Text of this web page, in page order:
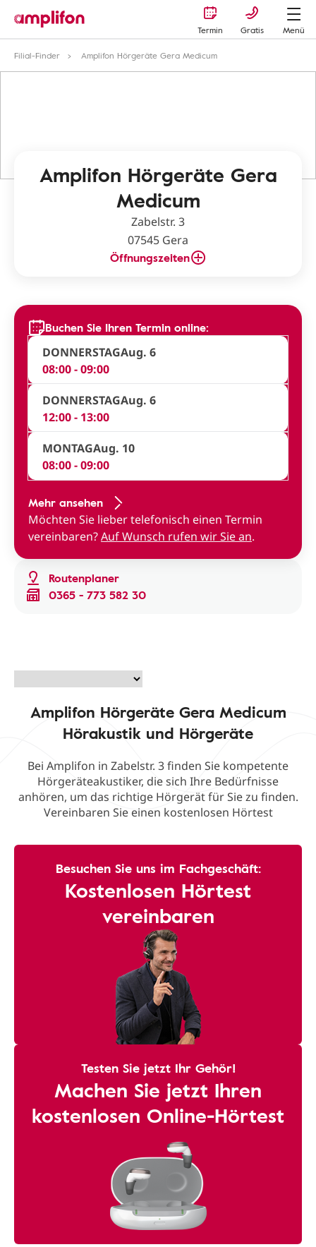
Termin Gratis
Menü
Filial-Finder
Amplifon Hörgeräte Gera Medicum
Amplifon Hörgeräte Gera
Medicum
Zabelstr. 3
07545 Gera
Öffnungszeiten
Routenplaner
0365 - 773 582 30
Buchen Sie Ihren Termin online:
DONNERSTAGAug. 6
08:00 - 09:00
DONNERSTAGAug. 6
12:00 - 13:00
MONTAGAug. 10
08:00 - 09:00
Mehr ansehen
Möchten Sie lieber telefonisch einen Termin
vereinbaren?Auf Wunsch rufen wir Sie an.
Amplifon Hörgeräte Gera Medicum
Hörakustik und Hörgeräte
Bei Amplifon in Zabelstr. 3 finden Sie kompetente
Hörgeräteakustiker, die sich Ihre Bedürfnisse
anhören, um das richtige Hörgerät für Sie zu finden.
Vereinbaren Sie einen kostenlosen Hörtest
Besuchen Sie uns im Fachgeschäft:
Kostenlosen Hörtest
vereinbaren
Testen Sie jetzt Ihr Gehör!
Machen Sie jetzt Ihren
kostenlosen Online-Hörtest